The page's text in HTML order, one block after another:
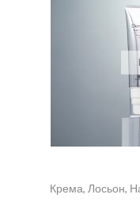
Крема, Лосьон,